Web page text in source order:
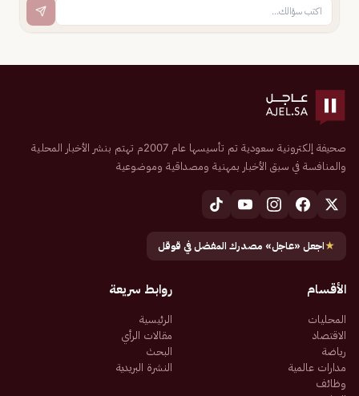
صحيفة إلكترونية سعودية تم تأسيسها عام 2007م تهتم بنشر الأخبار المحلية
والمنافسة في سبق الأخبار بمهنية ومصداقية وموضوعية
★اجعل «عاجل» مصدرك المفضل في قوقل
الأقسام
المحليات
الاقتصاد
رياضة
مدارات عالمية
وظائف
روابط سريعة
الرئيسية
مقالات الرأي
البحث
النشرة البريدية